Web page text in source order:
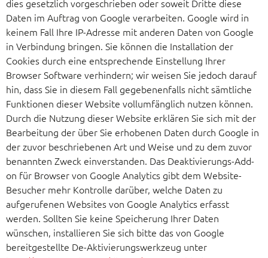
dies gesetzlich vorgeschrieben oder soweit Dritte diese
Daten im Auftrag von Google verarbeiten. Google wird in
keinem Fall Ihre IP-Adresse mit anderen Daten von Google
in Verbindung bringen. Sie können die Installation der
Cookies durch eine entsprechende Einstellung Ihrer
Browser Software verhindern; wir weisen Sie jedoch darauf
hin, dass Sie in diesem Fall gegebenenfalls nicht sämtliche
Funktionen dieser Website vollumfänglich nutzen können.
Durch die Nutzung dieser Website erklären Sie sich mit der
Bearbeitung der über Sie erhobenen Daten durch Google in
der zuvor beschriebenen Art und Weise und zu dem zuvor
benannten Zweck einverstanden. Das Deaktivierungs-Add-
on für Browser von Google Analytics gibt dem Website-
Besucher mehr Kontrolle darüber, welche Daten zu
aufgerufenen Websites von Google Analytics erfasst
werden. Sollten Sie keine Speicherung Ihrer Daten
wünschen, installieren Sie sich bitte das von Google
bereitgestellte De-Aktivierungswerkzeug unter